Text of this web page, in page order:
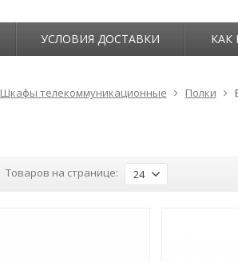
УСЛОВИЯ ДОСТАВКИ КАК
Шкафы телекоммуникационные Полки
Товаров на странице: 24